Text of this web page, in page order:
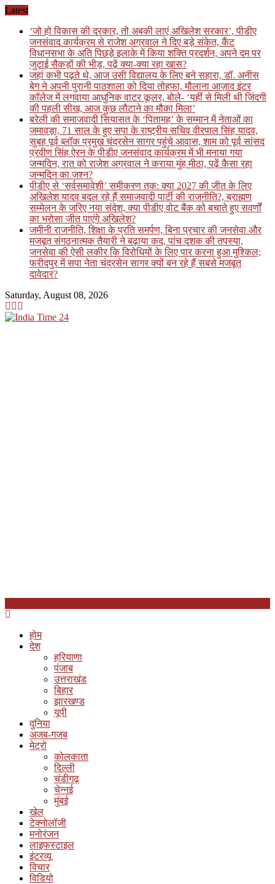
Skip
content
Latest
‘जो हो विकास की दरकार, तो अबकी लाएं अखिलेश सरकार’, पीडीए
जनसंवाद कार्यक्रम से राजेश अग्रवाल ने दिए बड़े संकेत, कैंट
विधानसभा के अति पिछड़े इलाके में किया शक्ति प्रदर्शन, अपने दम पर
जुटाई सैकड़ों की भीड़, पढ़ें क्या-क्या रहा खास?
जहां कभी पढ़ते थे, आज उसी विद्यालय के लिए बने सहारा, डॉ. अनीस
बेग ने अपनी पुरानी पाठशाला को दिया तोहफा, मौलाना आज़ाद इंटर
कॉलेज में लगवाया आधुनिक वाटर कूलर, बोले- ‘यहीं से मिली थी जिंदगी
की पहली सीख, आज कुछ लौटाने का मौका मिला’
बरेली की समाजवादी सियासत के ‘पितामह’ के सम्मान में नेताओं का
जमावड़ा, 71 साल के हुए सपा के राष्ट्रीय सचिव वीरपाल सिंह यादव,
सुबह पूर्व ब्लॉक प्रमुख चंद्रसेन सागर पहुंचे आवास, शाम को पूर्व सांसद
प्रवीण सिंह ऐरन के पीडीए जनसंवाद कार्यक्रम में भी मनाया गया
जन्मदिन, रात को राजेश अग्रवाल ने कराया मुंह मीठा, पढ़ें कैसा रहा
जन्मदिन का जश्न?
पीडीए से ‘सर्वसमावेशी’ समीकरण तक: क्या 2027 की जीत के लिए
अखिलेश यादव बदल रहे हैं समाजवादी पार्टी की राजनीति?, ब्राह्मण
सम्मेलन के जरिए नया संदेश, क्या पीडीए वोट बैंक को बचाते हुए सवर्णों
का भरोसा जीत पाएंगे अखिलेश?
जमीनी राजनीति, शिक्षा के प्रति समर्पण, बिना प्रचार की जनसेवा और
मजबूत संगठनात्मक तैयारी ने बढ़ाया कद, पांच दशक की तपस्या,
जनसेवा की ऐसी लकीर कि विरोधियों के लिए पार करना हुआ मुश्किल;
फरीदपुर में सपा नेता चंद्रसेन सागर क्यों बन रहे हैं सबसे मजबूत
दावेदार?
Saturday, August 08, 2026
होम
देश
हरियाणा
पंजाब
उत्तराखंड
बिहार
झारखण्ड
यूपी
दुनिया
अजब-गजब
मेट्रो
कोलकाता
दिल्ली
चंडीगढ़
चेन्नई
मुंबई
खेल
टेक्नोलॉजी
मनोरंजन
लाइफस्टाइल
इंटरव्यू
विचार
विडियो